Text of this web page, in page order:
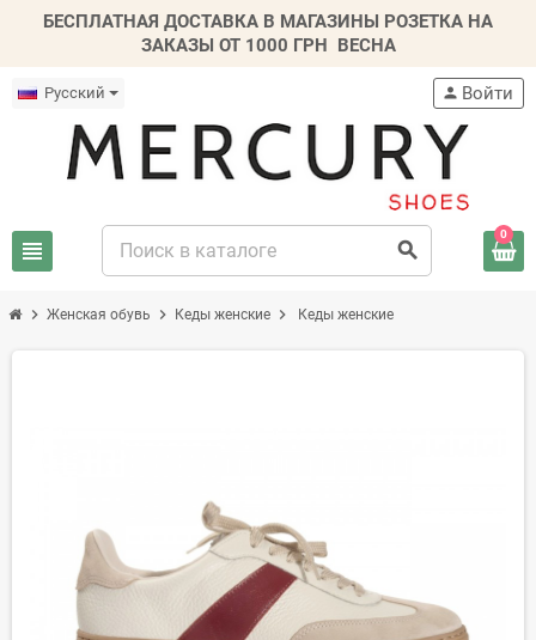
БЕСПЛАТНАЯ ДОСТАВКА В МАГАЗИНЫ РОЗЕТКА НА
ЗАКАЗЫ ОТ 1000 ГРН ВЕСНА
Русский
view_headline search
person Войти
0
chevron_right Женская обувь chevron_right Кеды женские chevron_right Кеды женские